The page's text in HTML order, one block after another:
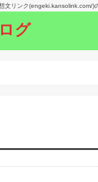
文リンク(engeki.kansolink.com/)
グ